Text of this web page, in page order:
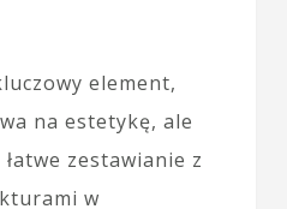
element,
na estetykę, ale
zestawianie z
w